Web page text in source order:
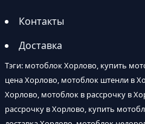
Контакты
Доставка
Тэги: мотоблок Хорлово, купить
цена Хорлово, мотоблок штенли в
Хорлово, мотоблок в рассрочку в
рассрочку в Хорлово, купить